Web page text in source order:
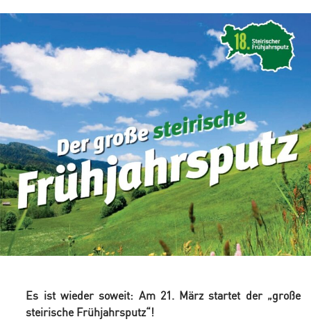
Es ist wieder soweit: Am 21. März startet der „große
steirische Frühjahrsputz“!